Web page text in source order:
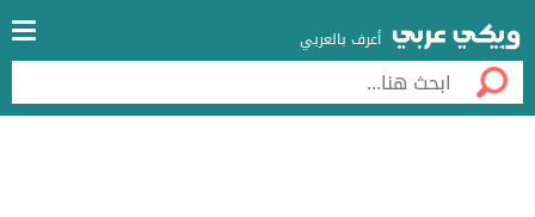
أعرف بالعربي